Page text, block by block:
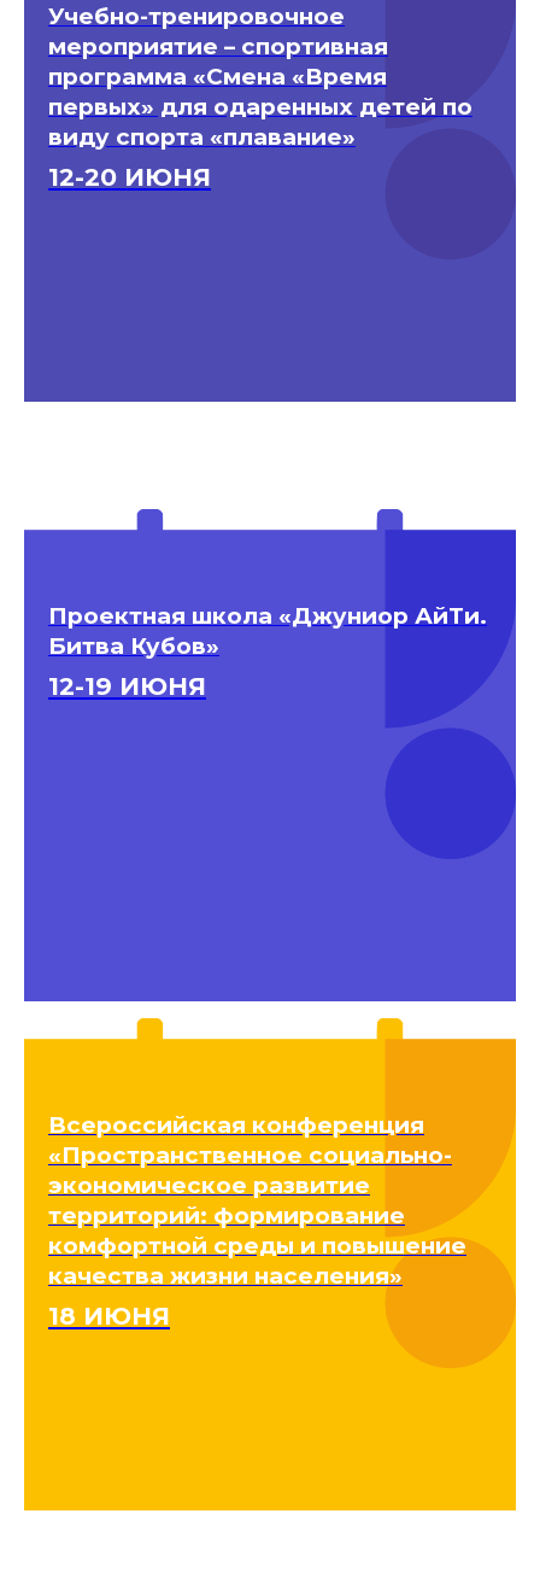
Учебно-тренировочное
мероприятие – спортивная
программа «Смена «Время
первых» для одаренных детей по
виду спорта «плавание»
12-20 ИЮНЯ
Проектная школа «Джуниор АйТи.
Битва Кубов»
12-19 ИЮНЯ
Всероссийская конференция
«Пространственное социально-
экономическое развитие
территорий: формирование
комфортной среды и повышение
качества жизни населения»
18 ИЮНЯ